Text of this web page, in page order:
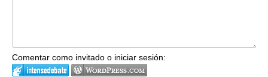
Comentar como invitado o iniciar sesión: